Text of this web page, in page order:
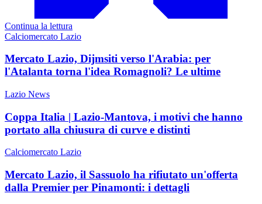
Continua la lettura
Calciomercato Lazio
Mercato Lazio, Dijmsiti verso l'Arabia: per
l'Atalanta torna l'idea Romagnoli? Le ultime
Lazio News
Coppa Italia | Lazio-Mantova, i motivi che hanno
portato alla chiusura di curve e distinti
Calciomercato Lazio
Mercato Lazio, il Sassuolo ha rifiutato un'offerta
dalla Premier per Pinamonti: i dettagli